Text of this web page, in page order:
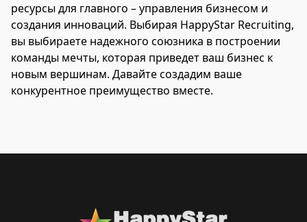
ресурсы для главного – управления бизнесом и
создания инноваций. Выбирая HappyStar Recruiting,
вы выбираете надежного союзника в построении
команды мечты, которая приведет ваш бизнес к
новым вершинам. Давайте создадим ваше
конкурентное преимущество вместе.